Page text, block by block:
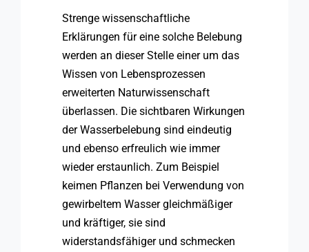
Strenge wissenschaftliche
Erklärungen für eine solche Belebung
werden an dieser Stelle einer um das
Wissen von Lebensprozessen
erweiterten Naturwissenschaft
überlassen. Die sichtbaren Wirkungen
der Wasserbelebung sind eindeutig
und ebenso erfreulich wie immer
wieder erstaunlich. Zum Beispiel
keimen Pflanzen bei Verwendung von
gewirbeltem Wasser gleichmäßiger
und kräftiger, sie sind
widerstandsfähiger und schmecken